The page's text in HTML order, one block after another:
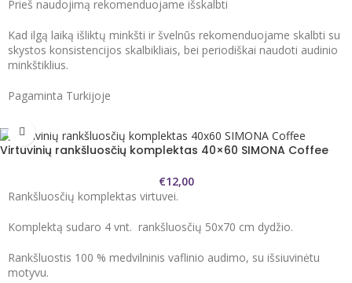
Prieš naudojimą rekomenduojame išskalbti
Kad ilgą laiką išliktų minkšti ir švelnūs rekomenduojame skalbti su
skystos konsistencijos skalbikliais, bei periodiškai naudoti audinio
minkštiklius.
Pagaminta Turkijoje
Virtuvinių rankšluosčių komplektas 40×60 SIMONA Coffee
€12,00
Rankšluosčių komplektas virtuvei.
Komplektą sudaro 4 vnt. rankšluosčių 50x70 cm dydžio.
Rankšluostis 100 % medvilninis vaflinio audimo, su išsiuvinėtu
motyvu.